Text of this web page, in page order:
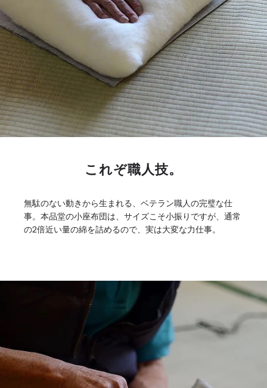
これぞ職人技。
無駄のない動きから生まれる、ベテラン職人の完璧な仕
事。本品堂の小座布団は、サイズこそ小振りですが、通常
の2倍近い量の綿を詰めるので、実は大変な力仕事。